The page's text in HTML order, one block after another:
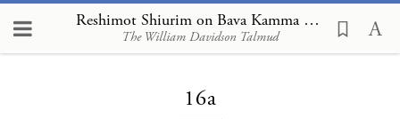
Reshimot Shiurim on Bava Kamma 16a
The William Davidson Talmud
Loading...
16a